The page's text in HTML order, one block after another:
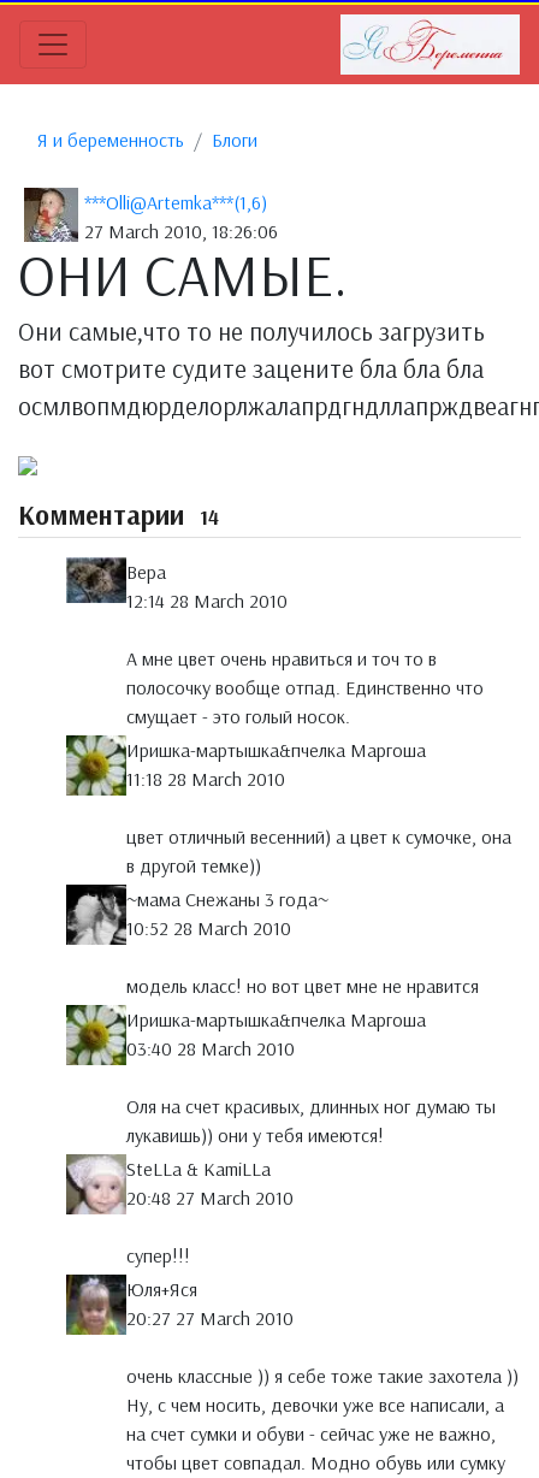
Я и беременность Блоги
***Оlli@Artemkа***(1,6)
27 March 2010, 18:26:06
ОНИ САМЫЕ.
Они самые,что то не получилось загрузить
вот смотрите судите зацените бла бла бла
Комментарии 14
Вера
12:14 28 March 2010
А мне цвет очень нравиться и точ то в
полосочку вообще отпад. Единственно что
смущает - это голый носок.
Иришка-мартышка&пчелка Маргоша
11:18 28 March 2010
цвет отличный весенний) а цвет к сумочке, она
в другой темке))
~мама Снежаны 3 года~
10:52 28 March 2010
модель класс! но вот цвет мне не нравится
Иришка-мартышка&пчелка Маргоша
03:40 28 March 2010
Оля на счет красивых, длинных ног думаю ты
лукавишь)) они у тебя имеются!
SteLLa & KamiLLa
20:48 27 March 2010
супер!!!
Юля+Яся
20:27 27 March 2010
очень классные )) я себе тоже такие захотела ))
Ну, с чем носить, девочки уже все написали, а
на счет сумки и обуви - сейчас уже не важно,
чтобы цвет совпадал. Модно обувь или сумку